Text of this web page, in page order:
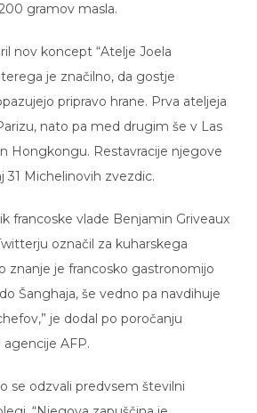
gramov masla.
nov koncept “Atelje Joela
je značilno, da gostje
pripravo hrane. Prva ateljeja
nato pa med drugim še v Las
Hongkongu. Restavracije njegove
31 Michelinovih zvezdic.
francoske vlade Benjamin Griveaux
označil za kuharskega
znanje je francosko gastronomijo
Šanghaja, še vedno pa navdihuje
je dodal po poročanju
AFP.
se odzvali predvsem številni